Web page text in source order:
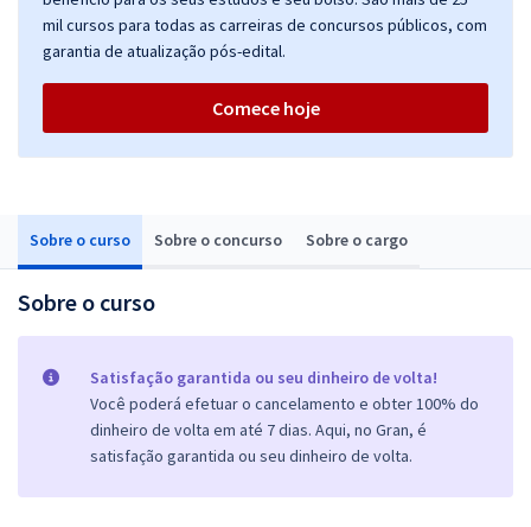
Sobre o curso Sobre o concurso Sobre o cargo
Sobre o curso
Satisfação garantida ou seu dinheiro de volta!
Você poderá efetuar o cancelamento e obter 100% do
dinheiro de volta em até 7 dias. Aqui, no Gran, é
satisfação garantida ou seu dinheiro de volta.
mil cursos para todas as carreiras de concursos públicos, com
garantia de atualização pós-edital.
Comece hoje